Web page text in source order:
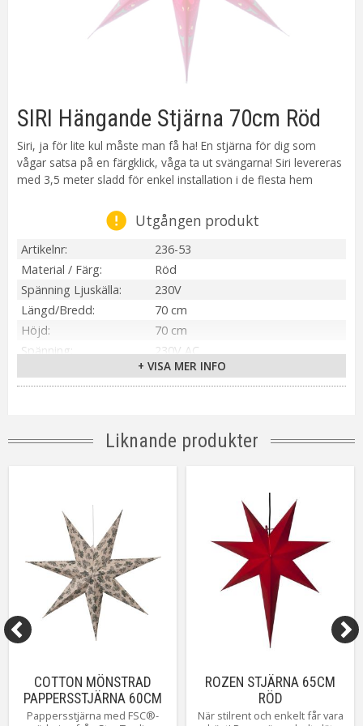
SIRI Hängande Stjärna 70cm Röd
Siri, ja för lite kul måste man få ha! En stjärna för dig som
vågar satsa på en färgklick, våga ta ut svängarna! Siri levereras
med 3,5 meter sladd för enkel installation i de flesta hem
Utgången produkt
Artikelnr
236-53
Material / Färg
Röd
Spänning Ljuskälla
230V
Längd/Bredd
70 cm
Höjd
70 cm
Spänning
230V AC
IP20
Ljuskälla
Ingår ej
350 cm
CAE
+ VISA MER INFO
Liknande produkter
COTTON MÖNSTRAD
PAPPERSSTJÄRNA 60CM
BEIGE/GRÖN
Pappersstjärna med FSC®-
ROZEN STJÄRNA 65CM
RÖD
När stilrent och enkelt får vara